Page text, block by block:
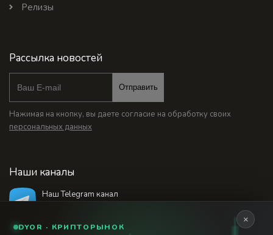
Релизы
Рассылка новостей
Отправить
Нажимая на кнопку, вы даете согласие на обработку своих
персональных данных
Наши каналы
Наш Telegram канал
×
DYOR · КРИПТОРЫНОК